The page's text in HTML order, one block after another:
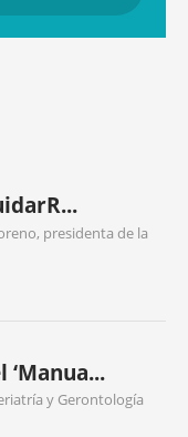
presidenta de la
y Gerontología